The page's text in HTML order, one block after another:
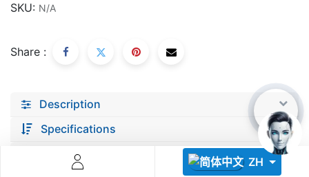
ZH
SKU: N/A
Share :
Description
Specifications
documents
Platformă integrată pentru managementul flotei de roboți
soluție
Află mai mult